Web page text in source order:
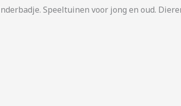
Speeltuinen voor jong en oud.